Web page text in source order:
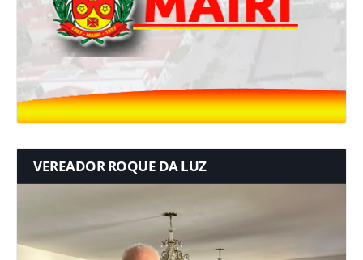
VEREADOR ROQUE DA LUZ